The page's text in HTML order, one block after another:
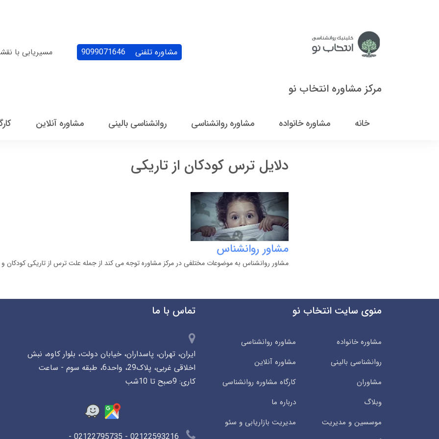
مرکز مشاوره انتخاب نو
مشاوره تلفنی 9099071646 مسیریابی با
خانه مشاوره خانواده مشاوره روانشناسی روانشناسی بالینی مشاوره آنلاین
دلایل ترس کودکان از تاریکی
مشاور روانشناس
مشاور روانشناس به موضوعات مختلفی در مرکز مشاوره توجه می کند از جمله علت ترس از تاریکی کودکان
منوی سایت انتخاب نو
مشاوره خانواده
مشاوره روانشناسی
روانشناسی بالینی
مشاوره آنلاین
مشاوران
کارگاه مشاوره روانشناسی
وبلاگ
درباره ما
موسسین و مدیریت
مدیریت بازاریابی و سئو
تماس با ما
ایران، تهران، پاسداران، خیابان دولت، بلوار کاوه، نبش
اخلاقی غربی، پلاک29، واحد6، طبقه سوم - ساعت
کاری: 9صبح تا 10شب